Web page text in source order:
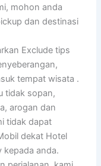
mohon anda
dan destinasi
Exclude tips
tempat wisata .
tidak sopan,
arogan dan
tidak dapat
dekat Hotel
kepada anda.